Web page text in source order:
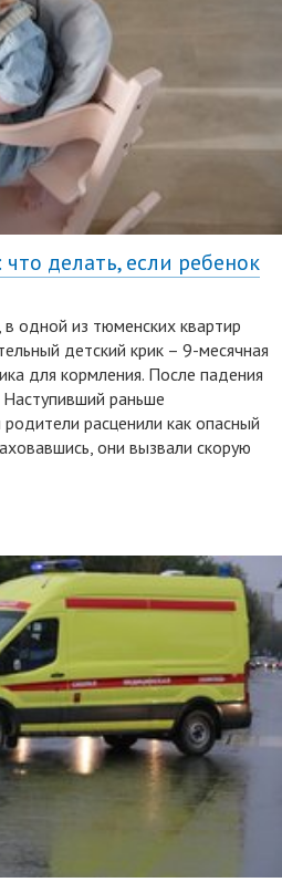
делать, если ребенок
в одной из тюменских квартир
детский крик – 9-месячная
для кормления. После падения
Наступивший раньше
расценили как опасный
они вызвали скорую